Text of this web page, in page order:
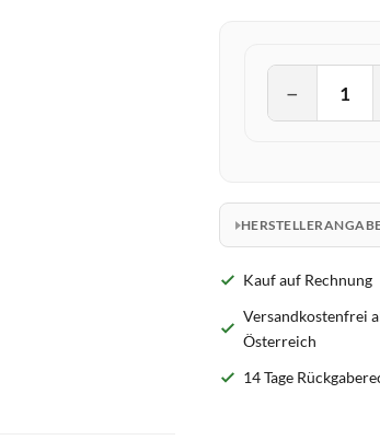
−
Kauf auf Rechnung
Versandkostenfrei
Österreich
14 Tage